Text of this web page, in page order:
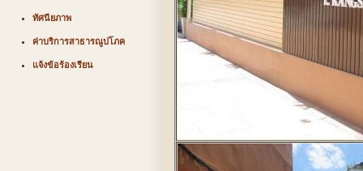
ทัศนียภาพ
ค่าบริการสาธารณูปโภค
แจ้งข้อร้องเรียน